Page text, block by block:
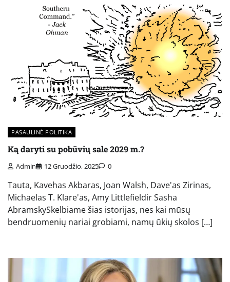
PASAULINĖ POLITIKA
Ką daryti su pobūvių sale 2029 m.?
Admin 12 Gruodžio, 2025 0
Tauta, Kavehas Akbaras, Joan Walsh, Dave'as Zirinas,
Michaelas T. Klare'as, Amy Littlefieldir Sasha
AbramskySkelbiame šias istorijas, nes kai mūsų
bendruomenių nariai grobiami, namų ūkių skolos […]